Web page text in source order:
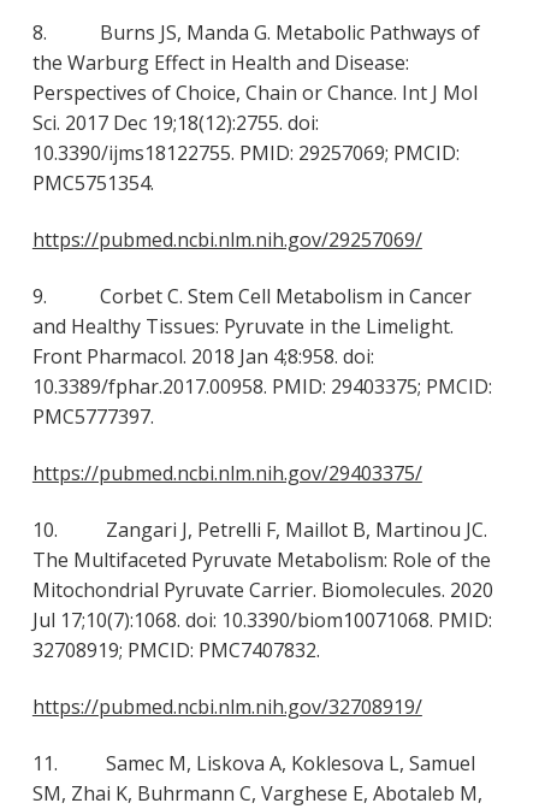
8. Burns JS, Manda G. Metabolic Pathways of
the Warburg Effect in Health and Disease:
Perspectives of Choice, Chain or Chance. Int J Mol
Sci. 2017 Dec 19;18(12):2755. doi:
10.3390/ijms18122755. PMID: 29257069; PMCID:
PMC5751354.
https://pubmed.ncbi.nlm.nih.gov/29257069/
9. Corbet C. Stem Cell Metabolism in Cancer
and Healthy Tissues: Pyruvate in the Limelight.
Front Pharmacol. 2018 Jan 4;8:958. doi:
10.3389/fphar.2017.00958. PMID: 29403375; PMCID:
PMC5777397.
https://pubmed.ncbi.nlm.nih.gov/29403375/
10. Zangari J, Petrelli F, Maillot B, Martinou JC.
The Multifaceted Pyruvate Metabolism: Role of the
Mitochondrial Pyruvate Carrier. Biomolecules. 2020
Jul 17;10(7):1068. doi: 10.3390/biom10071068. PMID:
32708919; PMCID: PMC7407832.
https://pubmed.ncbi.nlm.nih.gov/32708919/
11. Samec M, Liskova A, Koklesova L, Samuel
SM, Zhai K, Buhrmann C, Varghese E, Abotaleb M,